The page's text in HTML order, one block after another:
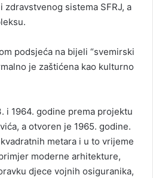
sistema SFRJ, a
podsjeća na bijeli “svemirski
je zaštićena kao kulturno
i 1964. godine prema projektu
a otvoren je 1965. godine.
metara i u to vrijeme
moderne arhitekture,
djece vojnih osiguranika,